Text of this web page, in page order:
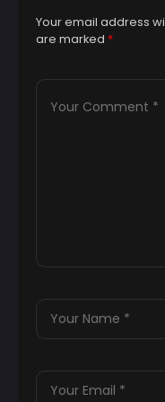
Your email address
are marked *